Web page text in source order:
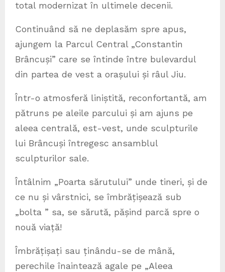
total modernizat în ultimele decenii.
Continuând să ne deplasăm spre apus,
ajungem la Parcul Central „Constantin
Brâncuși” care se întinde între bulevardul
din partea de vest a orașului și râul Jiu.
Într-o atmosferă liniștită, reconfortantă, am
pătruns pe aleile parcului și am ajuns pe
aleea centrală, est-vest, unde sculpturile
lui Brâncuși întregesc ansamblul
sculpturilor sale.
Întâlnim „Poarta sărutului” unde tineri, și de
ce nu și vârstnici, se îmbrățișează sub
„bolta ” sa, se sărută, pășind parcă spre o
nouă viață!
Îmbrățișați sau ținându-se de mână,
perechile înaintează agale pe „Aleea